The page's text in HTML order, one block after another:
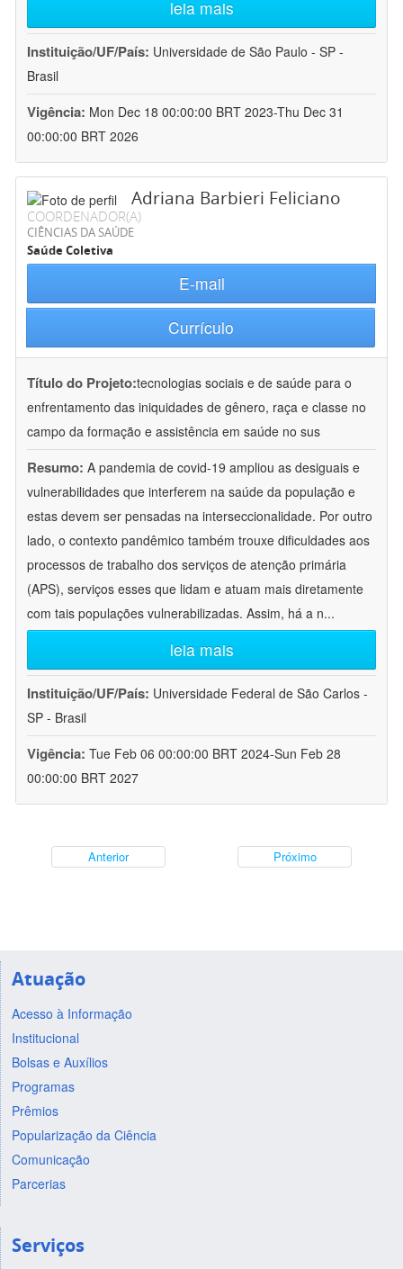
leia mais
Instituição/UF/País: Universidade de São Paulo - SP -
Brasil
Vigência: Mon Dec 18 00:00:00 BRT 2023-Thu Dec 31
00:00:00 BRT 2026
Adriana Barbieri Feliciano
COORDENADOR(A)
CIÊNCIAS DA SAÚDE
Saúde Coletiva
E-mail
Currículo
Título do Projeto:tecnologias sociais e de saúde para o
enfrentamento das iniquidades de gênero, raça e classe no
campo da formação e assistência em saúde no sus
Resumo: A pandemia de covid-19 ampliou as desiguais e
vulnerabilidades que interferem na saúde da população e
estas devem ser pensadas na interseccionalidade. Por outro
lado, o contexto pandêmico também trouxe dificuldades aos
processos de trabalho dos serviços de atenção primária
(APS), serviços esses que lidam e atuam mais diretamente
com tais populações vulnerabilizadas. Assim, há a n...
leia mais
Instituição/UF/País: Universidade Federal de São Carlos -
SP - Brasil
Vigência: Tue Feb 06 00:00:00 BRT 2024-Sun Feb 28
00:00:00 BRT 2027
Anterior Próximo
Atuação
Acesso à Informação
Institucional
Bolsas e Auxílios
Programas
Prêmios
Popularização da Ciência
Comunicação
Parcerias
Serviços